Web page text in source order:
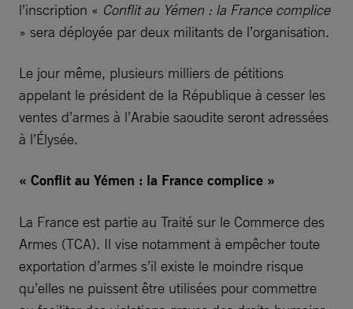
l’inscription « Conflit au Yémen : la France complice
» sera déployée par deux militants de l’organisation.
Le jour même, plusieurs milliers de pétitions
appelant le président de la République à cesser les
ventes d’armes à l’Arabie saoudite seront adressées
à l’Élysée.
« Conflit au Yémen : la France complice »
La France est partie au Traité sur le Commerce des
Armes (TCA). Il vise notamment à empêcher toute
exportation d’armes s’il existe le moindre risque
qu’elles ne puissent être utilisées pour commettre